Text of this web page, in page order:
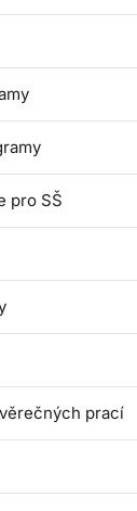
pro SŠ
prací